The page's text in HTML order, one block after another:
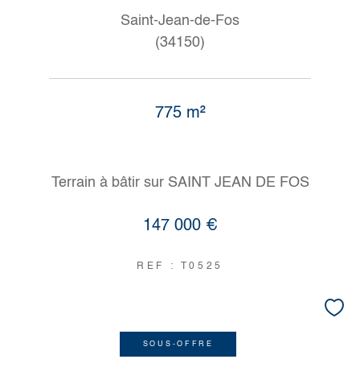
Saint-Jean-de-Fos
(34150)
775 m²
Terrain à bâtir sur SAINT JEAN DE FOS
147 000 €
REF : T0525
SOUS-OFFRE